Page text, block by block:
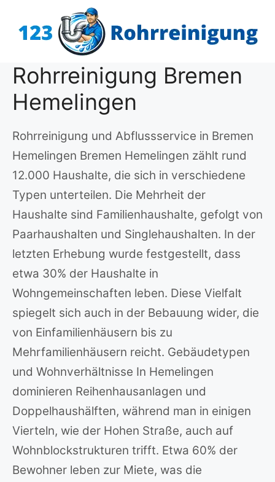
Inhalt
Rohrreinigung Bremen
Hemelingen
Rohrreinigung und Abflussservice in Bremen
Hemelingen Bremen Hemelingen zählt rund
12.000 Haushalte, die sich in verschiedene
Typen unterteilen. Die Mehrheit der
Haushalte sind Familienhaushalte, gefolgt von
Paarhaushalten und Singlehaushalten. In der
letzten Erhebung wurde festgestellt, dass
etwa 30% der Haushalte in
Wohngemeinschaften leben. Diese Vielfalt
spiegelt sich auch in der Bebauung wider, die
von Einfamilienhäusern bis zu
Mehrfamilienhäusern reicht. Gebäudetypen
und Wohnverhältnisse In Hemelingen
dominieren Reihenhausanlagen und
Doppelhaushälften, während man in einigen
Vierteln, wie der Hohen Straße, auch auf
Wohnblockstrukturen trifft. Etwa 60% der
Bewohner leben zur Miete, was die